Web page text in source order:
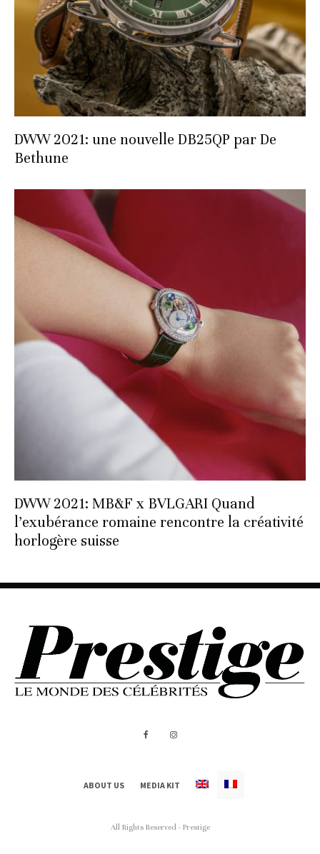
DWW 2021: une nouvelle DB25QP par De
Bethune
DWW 2021: MB&F x BVLGARI Quand
l’exubérance romaine rencontre la créativité
horlogère suisse
ABOUT US MEDIA KIT
All Rights Reserved - Prestige